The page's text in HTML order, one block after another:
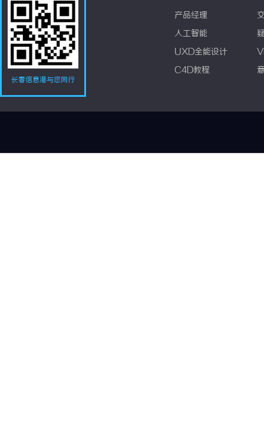
长春信息港与您同行
产品经理
人工智能
UXD全能设计
C4D教程